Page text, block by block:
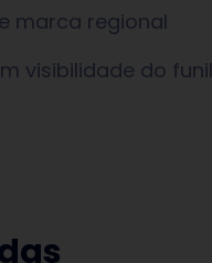
marca regional
visibilidade do funil